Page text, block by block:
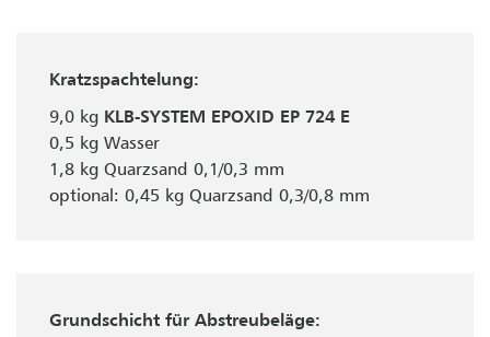
Kratzspachtelung:
9,0 kg KLB-SYSTEM EPOXID EP 724 E
0,5 kg Wasser
1,8 kg Quarzsand 0,1/0,3 mm
optional: 0,45 kg Quarzsand 0,3/0,8 mm
Grundschicht für Abstreubeläge: